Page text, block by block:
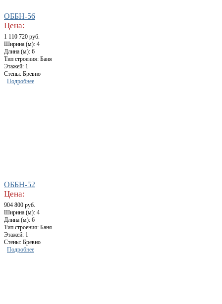
ОББН-56
Цена:
1 110 720 руб.
Ширина (м): 4
Длина (м): 6
Тип строения: Баня
Этажей: 1
Стены: Бревно
Подробнее
ОББН-52
Цена:
904 800 руб.
Ширина (м): 4
Длина (м): 6
Тип строения: Баня
Этажей: 1
Стены: Бревно
Подробнее